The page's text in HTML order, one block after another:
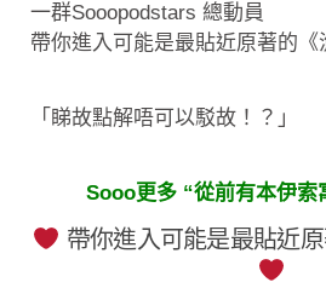
一群Sooopodstars 總動員
帶你進入可能是最貼近原著的《
「睇故點解唔可以駁故！？」
Sooo更多 “從前有本伊索
帶你進入可能是最貼近